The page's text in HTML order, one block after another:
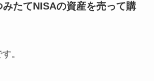
たてNISAの資産を売って購
。